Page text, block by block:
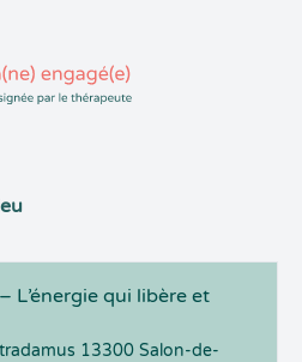
L’énergie qui libère et
13300 Salon-de-